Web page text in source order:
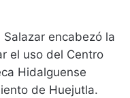
encabezó la
el uso del Centro
Hidalguense
de Huejutla.